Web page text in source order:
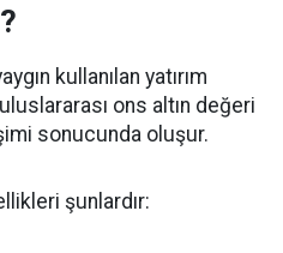
kullanılan yatırım
ons altın değeri
sonucunda oluşur.
şunlardır: